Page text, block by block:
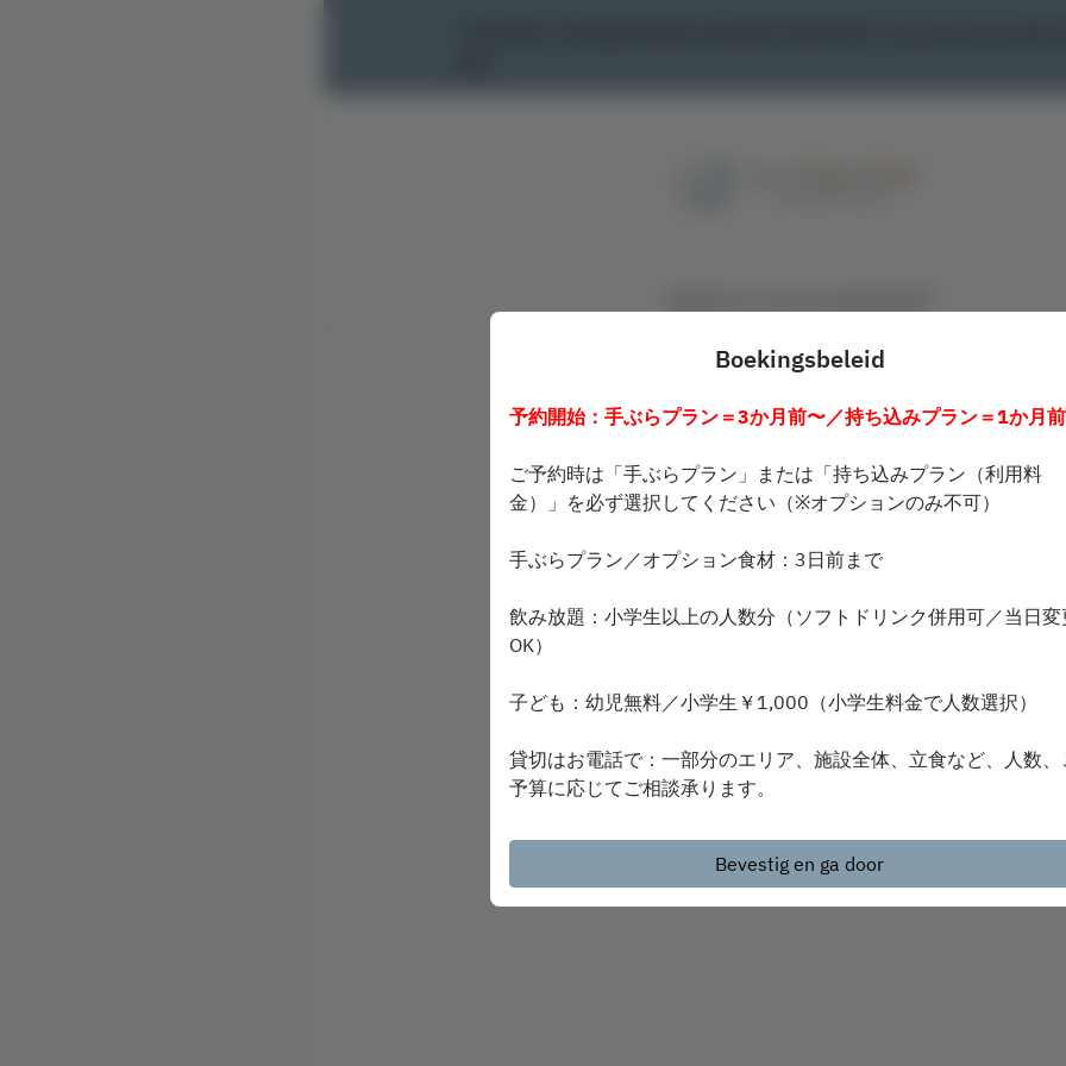
Selecteer een tijdstip
Selecteer diensttype
Zoek beschikbaarheid
Mogelijk gemaakt door
Boekingsbeleid
予約開始：手ぶらプラン＝3か月前〜／持ち込みプラン＝1か月
ご予約時は「手ぶらプラン」または「持ち込みプラン（利用料
金）」を必ず選択してください（※オプションのみ不可）
手ぶらプラン／オプション食材：3日前まで
飲み放題：小学生以上の人数分（ソフトドリンク併用可／当日変
OK）
子ども：幼児無料／小学生￥1,000（小学生料金で人数選択）
貸切はお電話で：一部分のエリア、施設全体、立食など、人数、
予算に応じてご相談承ります。
Bevestig en ga door